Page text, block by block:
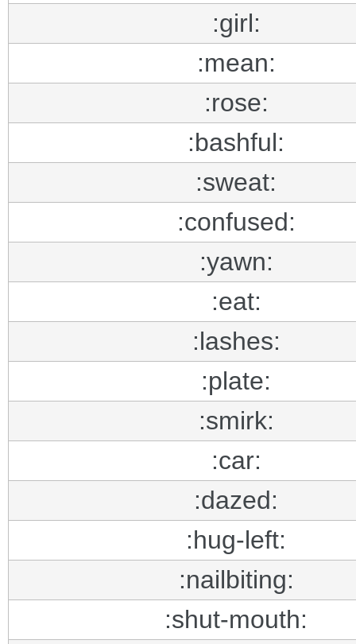
:girl:
:mean:
:rose:
:bashful:
:sweat:
:confused:
:yawn:
:eat:
:lashes:
:plate:
:smirk:
:car:
:dazed:
:hug-left:
:nailbiting:
:shut-mouth: